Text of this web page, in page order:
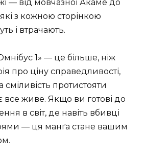
— від мовчазної Акаме до
з кожною сторінкою
і втрачають.
1» — це більше, ніж
про ціну справедливості,
сміливість протистояти
все живе. Якщо ви готові до
в світ, де навіть вбивці
— ця манґа стане вашим